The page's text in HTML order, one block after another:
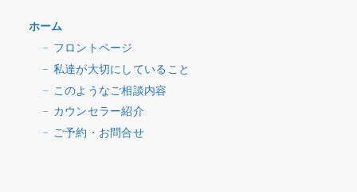
ホーム
フロントページ
私達が大切にしていること
このようなご相談内容
カウンセラー紹介
ご予約・お問合せ